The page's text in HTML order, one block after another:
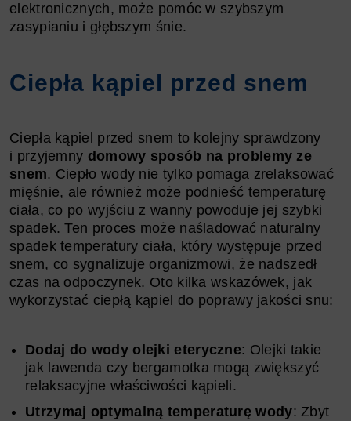
elektronicznych, może pomóc w szybszym
zasypianiu i głębszym śnie.
Ciepła kąpiel przed snem
Ciepła kąpiel przed snem to kolejny sprawdzony
i przyjemny domowy sposób na problemy ze
snem. Ciepło wody nie tylko pomaga zrelaksować
mięśnie, ale również może podnieść temperaturę
ciała, co po wyjściu z wanny powoduje jej szybki
spadek. Ten proces może naśladować naturalny
spadek temperatury ciała, który występuje przed
snem, co sygnalizuje organizmowi, że nadszedł
czas na odpoczynek. Oto kilka wskazówek, jak
wykorzystać ciepłą kąpiel do poprawy jakości snu:
Dodaj do wody olejki eteryczne: Olejki takie
jak lawenda czy bergamotka mogą zwiększyć
relaksacyjne właściwości kąpieli.
Utrzymaj optymalną temperaturę wody: Zbyt